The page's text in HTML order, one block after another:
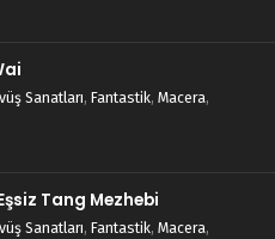
Sanatları, Fantastik, Macera,
Tang Mezhebi
Sanatları, Fantastik, Macera,